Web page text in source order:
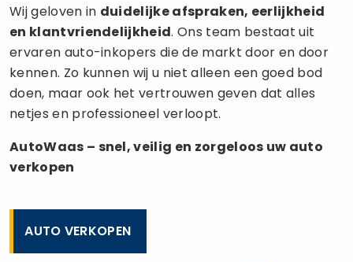
Wij geloven in duidelijke afspraken, eerlijkheid
en klantvriendelijkheid. Ons team bestaat uit
ervaren auto-inkopers die de markt door en door
kennen. Zo kunnen wij u niet alleen een goed bod
doen, maar ook het vertrouwen geven dat alles
netjes en professioneel verloopt.
AutoWaas – snel, veilig en zorgeloos uw auto
verkopen
AUTO VERKOPEN